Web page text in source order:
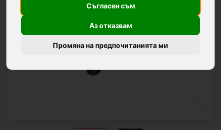
Съгласен съм
Аз отказвам
Промяна на предпочитанията ми